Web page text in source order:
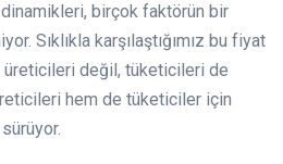
dinamikleri, birçok faktörün bir
Sıklıkla karşılaştığımız bu fiyat
değil, tüketicileri de
hem de tüketiciler için